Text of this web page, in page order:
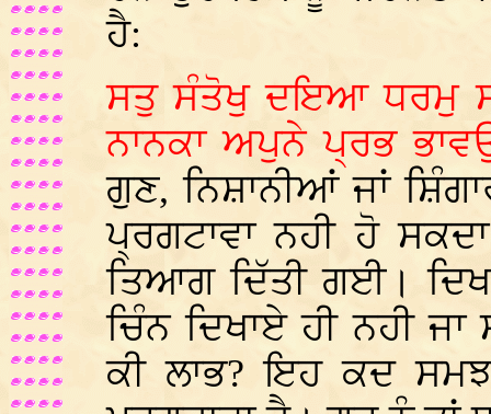
ਹੈ:
ਸਤੁ ਸੰਤੋਖੁ ਦਇਆ ਧਰਮੁ
ਨਾਨਕਾ ਅਪੁਨੇ ਪ੍ਰਭ
ਗੁਣ, ਨਿਸ਼ਾਨੀਆਂ ਜਾਂ
ਪ੍ਰਗਟਾਵਾ ਨਹੀ ਹੋ
ਤਿਆਗ ਦਿੱਤੀ ਗਈ।
ਚਿੰਨ ਦਿਖਾਏ ਹੀ ਨਹੀ
ਕੀ ਲਾਭ? ਇਹ ਕਦ